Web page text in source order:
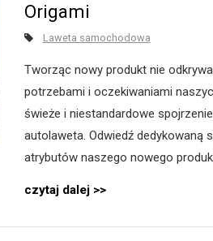
Origami
Laweta samochodowa
Tworząc nowy produkt nie
potrzebami i oczekiwaniami
świeże i niestandardowe
autolaweta. Odwiedź dedykowaną
atrybutów naszego nowego
czytaj dalej